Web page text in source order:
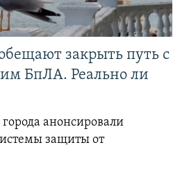
закрыть путь с
БпЛА. Реально ли
анонсировали
защиты от